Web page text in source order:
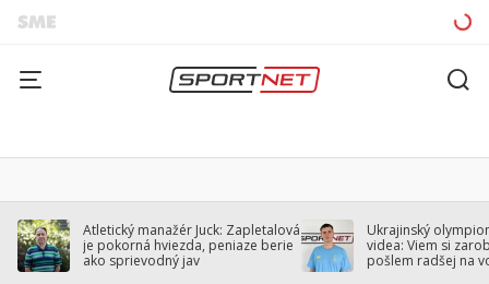
Atletický manažér Juck: Zapletalová
je pokorná hviezda, peniaze berie
ako sprievodný jav
Ukrajinský
videa: Viem si
pošlem radšej na